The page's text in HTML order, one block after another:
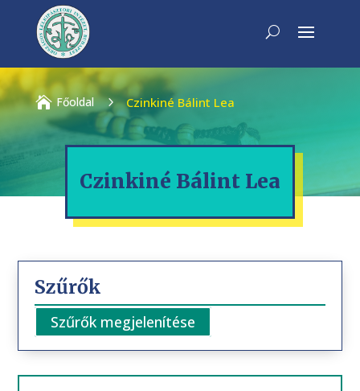
 Főoldal 5 Czinkiné Bálint Lea
Czinkiné Bálint Lea
Szűrők
Szűrők megjelenítése